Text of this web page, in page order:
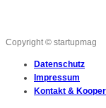
Copyright © startupmag
Datenschutz
Impressum
Kontakt &